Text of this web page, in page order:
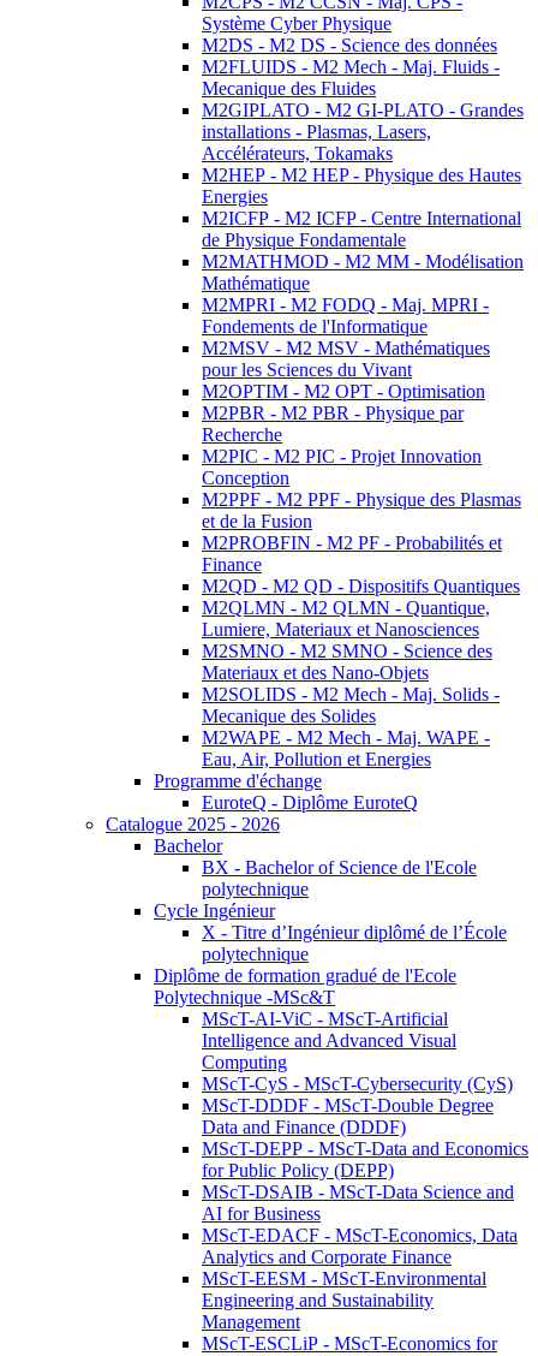
Système Cyber Physique
M2DS - M2 DS - Science des données
M2FLUIDS - M2 Mech - Maj. Fluids -
Mecanique des Fluides
M2GIPLATO - M2 GI-PLATO - Grandes
installations - Plasmas, Lasers,
Accélérateurs, Tokamaks
M2HEP - M2 HEP - Physique des Hautes
Energies
M2ICFP - M2 ICFP - Centre International
de Physique Fondamentale
M2MATHMOD - M2 MM - Modélisation
Mathématique
M2MPRI - M2 FODQ - Maj. MPRI -
Fondements de l'Informatique
M2MSV - M2 MSV - Mathématiques
pour les Sciences du Vivant
M2OPTIM - M2 OPT - Optimisation
M2PBR - M2 PBR - Physique par
Recherche
M2PIC - M2 PIC - Projet Innovation
Conception
M2PPF - M2 PPF - Physique des Plasmas
et de la Fusion
M2PROBFIN - M2 PF - Probabilités et
Finance
M2QD - M2 QD - Dispositifs Quantiques
M2QLMN - M2 QLMN - Quantique,
Lumiere, Materiaux et Nanosciences
M2SMNO - M2 SMNO - Science des
Materiaux et des Nano-Objets
M2SOLIDS - M2 Mech - Maj. Solids -
Mecanique des Solides
M2WAPE - M2 Mech - Maj. WAPE -
Eau, Air, Pollution et Energies
Programme d'échange
EuroteQ - Diplôme EuroteQ
Catalogue 2025 - 2026
Bachelor
BX - Bachelor of Science de l'Ecole
polytechnique
Cycle Ingénieur
X - Titre d’Ingénieur diplômé de l’École
polytechnique
Diplôme de formation gradué de l'Ecole
Polytechnique -MSc&T
MScT-AI-ViC - MScT-Artificial
Intelligence and Advanced Visual
Computing
MScT-CyS - MScT-Cybersecurity (CyS)
MScT-DDDF - MScT-Double Degree
Data and Finance (DDDF)
MScT-DEPP - MScT-Data and Economics
for Public Policy (DEPP)
MScT-DSAIB - MScT-Data Science and
AI for Business
MScT-EDACF - MScT-Economics, Data
Analytics and Corporate Finance
MScT-EESM - MScT-Environmental
Engineering and Sustainability
Management
MScT-ESCLiP - MScT-Economics for